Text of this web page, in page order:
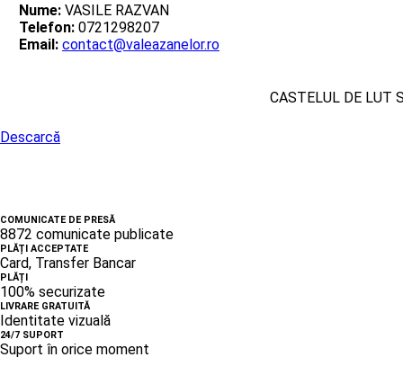
Nume: VASILE RAZVAN
Telefon: 0721298207
Email: contact@valeazanelor.ro
CASTELUL DE LUT
Descarcă
COMUNICATE DE PRESĂ
8872 comunicate publicate
PLĂȚI ACCEPTATE
Card, Transfer Bancar
PLĂȚI
100% securizate
LIVRARE GRATUITĂ
Identitate vizuală
24/7 SUPORT
Suport în orice moment